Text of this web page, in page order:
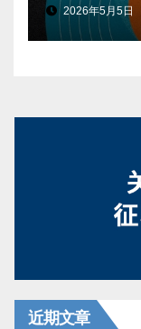
2026年5月5日
近期文章